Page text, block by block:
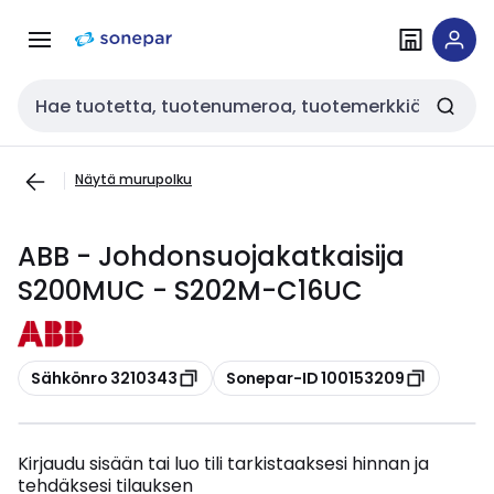
navigointiinsisältöön
Haku
Näytä murupolku
ABB - Johdonsuojakatkaisija
S200MUC - S202M-C16UC
Kopioi
Sähkönro 3210343 Kopioi
Sonepar-ID 100153209
Kirjaudu sisään tai luo tili tarkistaaksesi hinnan ja
tehdäksesi tilauksen